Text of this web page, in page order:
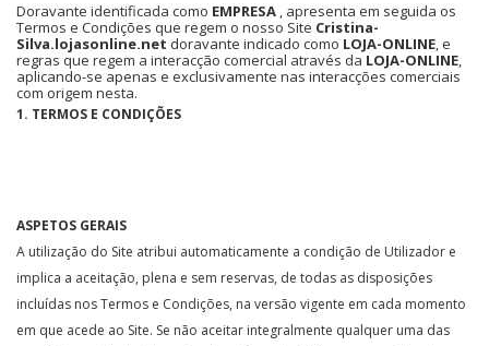
Doravante identificada como EMPRESA , apresenta em seguida os
Termos e Condições que regem o nosso Site Cristina-
Silva.lojasonline.net doravante indicado como LOJA-ONLINE, e
regras que regem a interacção comercial através da LOJA-ONLINE,
aplicando-se apenas e exclusivamente nas interacções comerciais
com origem nesta.
1. TERMOS E CONDIÇÕES
ASPETOS GERAIS
A utilização do Site atribui automaticamente a condição de Utilizador e
implica a aceitação, plena e sem reservas, de todas as disposições
incluídas nos Termos e Condições, na versão vigente em cada momento
em que acede ao Site. Se não aceitar integralmente qualquer uma das